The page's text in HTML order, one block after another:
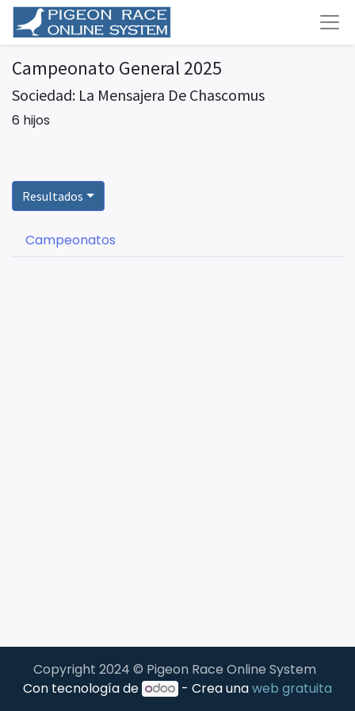
Campeonato General 2025
Sociedad: La Mensajera De Chascomus
6 hijos
Resultados
Campeonatos
Copyright 2024 © Pigeon Race Online System
Con tecnología de
- Crea unaweb gratuita